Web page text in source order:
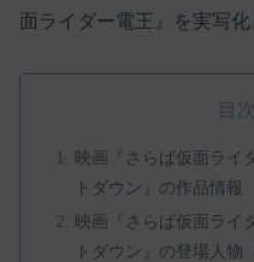
面ライダー電王』を実写化
目次
映画『さらば仮面ライ
トダウン』の作品情報
映画『さらば仮面ライ
トダウン』の登場人物